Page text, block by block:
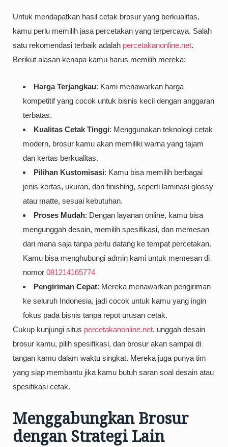
Untuk mendapatkan hasil cetak brosur yang berkualitas,
kamu perlu memilih jasa percetakan yang terpercaya. Salah
satu rekomendasi terbaik adalah percetakanonline.net.
Berikut alasan kenapa kamu harus memilih mereka:
Harga Terjangkau: Kami menawarkan harga
kompetitif yang cocok untuk bisnis kecil dengan anggaran
terbatas.
Kualitas Cetak Tinggi: Menggunakan teknologi cetak
modern, brosur kamu akan memiliki warna yang tajam
dan kertas berkualitas.
Pilihan Kustomisasi: Kamu bisa memilih berbagai
jenis kertas, ukuran, dan finishing, seperti laminasi glossy
atau matte, sesuai kebutuhan.
Proses Mudah: Dengan layanan online, kamu bisa
mengunggah desain, memilih spesifikasi, dan memesan
dari mana saja tanpa perlu datang ke tempat percetakan.
Kamu bisa menghubungi admin kami untuk memesan di
nomor 081214165774
Pengiriman Cepat: Mereka menawarkan pengiriman
ke seluruh Indonesia, jadi cocok untuk kamu yang ingin
fokus pada bisnis tanpa repot urusan cetak.
Cukup kunjungi situs percetakanonline.net, unggah desain
brosur kamu, pilih spesifikasi, dan brosur akan sampai di
tangan kamu dalam waktu singkat. Mereka juga punya tim
yang siap membantu jika kamu butuh saran soal desain atau
spesifikasi cetak.
Menggabungkan Brosur
dengan Strategi Lain